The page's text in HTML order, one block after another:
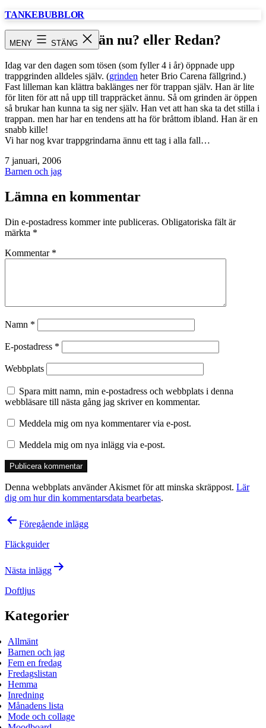
Hoppa
TANKEBUBBLOR
MENY STÄNG
Inte förrän nu? eller Redan?
Idag var den dagen som tösen (som fyller 4 i år) öppnade upp
trappgrinden alldeles själv. (grinden heter Brio Carena fällgrind.)
Fast lilleman kan klättra baklänges ner för trappan själv. Han är lite
för liten för att nå upp till trappräcket ännu. Så om grinden är öppen
så brukar han kunna ta sig ner själv. Han vet att han ska ta det stilla i
trappan. men har har en tendens att ha för bråttom ibland. Han är en
snabb kille!
Vi har nog kvar trappgrindarna ännu ett tag i alla fall…
Publicerat
den
7 januari, 2006
Kategoriserat
Barnen och jag
Lämna en kommentar
Din e-postadress kommer inte publiceras. Obligatoriska fält är
märkta *
Kommentar *
Namn *
E-postadress *
Webbplats
Spara mitt namn, min e-postadress och webbplats i denna
webbläsare till nästa gång jag skriver en kommentar.
Meddela mig om nya kommentarer via e-post.
Meddela mig om nya inlägg via e-post.
Denna webbplats använder Akismet för att minska skräppost. Lär
dig om hur din kommentarsdata bearbetas.
Inläggsnavigering
Föregående inlägg
Fläckguider
Nästa inlägg
Doftljus
Kategorier
Allmänt
Barnen och jag
Fem en fredag
Fredagslistan
Hemma
Inredning
Månadens lista
Mode och collage